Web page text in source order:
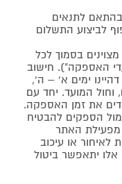
לתנאים
לביצוע התשלום
בסמוך לכל
האספקה"). חישוב
ימים א' – ה',
וחול המועד. יחד עם
את זמן האספקה.
הספקים להבטיח
האתר
לאיחור או עיכוב
יתאפשר ביטול